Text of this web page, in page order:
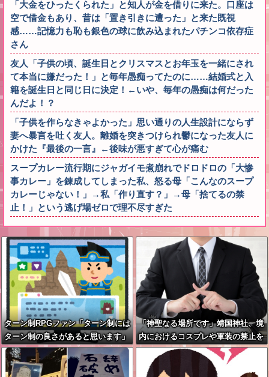
「大金をひったくられた」と知人が金を借りに来た。口座は
空で借金もあり、昔は「置き引きに遭った」と来た既視
感……記憶力も恥も銀色の球に飲み込まれたパチンコ依存症
さん
友人「子供の頃、誕生日とクリスマスとお年玉を一緒にされ
て本当に嫌だった！」と毎年愚痴ってたのに……結婚式と入
籍を誕生日と同じ日に決定！←いや、毎年の愚痴は何だった
んだよ！？
「子供を作らなきゃよかった」思い通りの人生設計にならず
妻へ暴言を吐く友人。離婚を突きつけられ鬱になった友人に
かけた『最後の一言』←後味が悪すぎて心が痛む
スープカレー流行期にジャガイモ煮崩れでドロドロの「大惨
事カレー」を錬成してしまった私、怒る母「こんなのスープ
カレーじゃない！」→私「作り直す？」→母「捨てるの禁
止！」という逃げ場ゼロで理不尽すぎた
ターン制RPGファン「ターン制には
ターン制の良さがあると思います」
「神聖なる場所です」靖国神社、境
内におけるコスプレや軍装の禁止を
発表